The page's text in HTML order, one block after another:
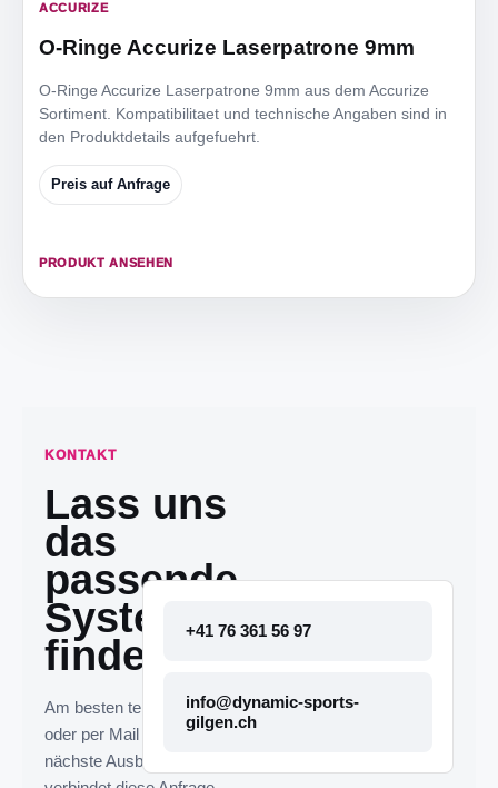
ACCURIZE
O-Ringe Accurize Laserpatrone 9mm
O-Ringe Accurize Laserpatrone 9mm aus dem Accurize
Sortiment. Kompatibilitaet und technische Angaben sind in
den Produktdetails aufgefuehrt.
Preis auf Anfrage
PRODUKT ANSEHEN
KONTAKT
Lass uns
das
passende
System
finden.
Am besten telefonisch
oder per Mail melden. Die
nächste Ausbaustufe
+41 76 361 56 97
info@dynamic-sports-
gilgen.ch